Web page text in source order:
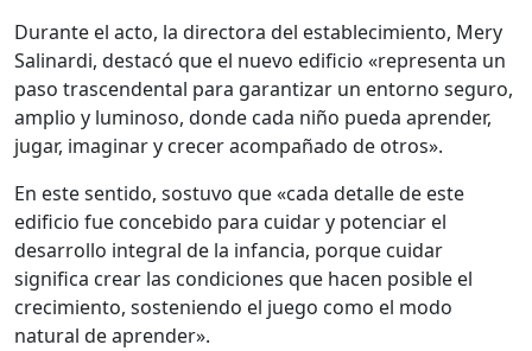
Durante el acto, la directora del establecimiento, Mery
Salinardi, destacó que el nuevo edificio «representa un
paso trascendental para garantizar un entorno seguro,
amplio y luminoso, donde cada niño pueda aprender,
jugar, imaginar y crecer acompañado de otros».
En este sentido, sostuvo que «cada detalle de este
edificio fue concebido para cuidar y potenciar el
desarrollo integral de la infancia, porque cuidar
significa crear las condiciones que hacen posible el
crecimiento, sosteniendo el juego como el modo
natural de aprender».